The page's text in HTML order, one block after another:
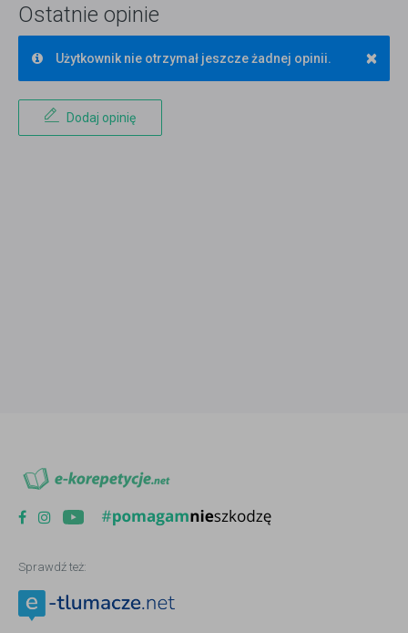
Ostatnie opinie
×
Użytkownik nie otrzymał jeszcze żadnej opinii.
Dodaj opinię
Sprawdź też: